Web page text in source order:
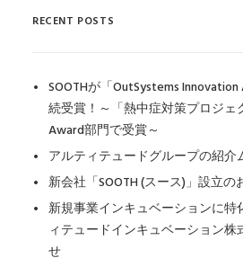
RECENT POSTS
SOOTHが「OutSystems
続受賞！～「熱中症対策プロジェ
Award部門で受賞～
アルティテュードグループの紹介
新会社「SOOTH (スース)」設立の
新規事業インキュベーションに特
ィテュードインキュベーション
せ